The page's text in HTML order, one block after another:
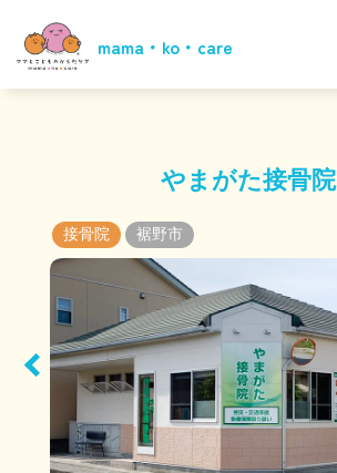
mama・ko・care
やまがた接骨院
接骨院 裾野市